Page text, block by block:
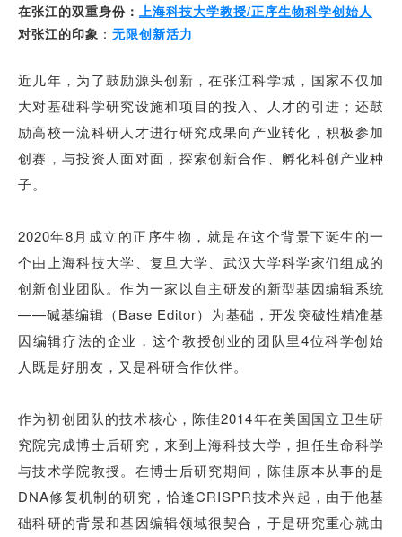
在张江的双重身份： 上海科技大学教授/正序生物科学创始人
对张江的印象 ： 无限创新活力
近几年，为了鼓励源头创新，在张江科学城，国家不仅加
大对基础科学研究设施和项目的投入、人才的引进；还鼓
励高校一流科研人才进行研究成果向产业转化，积极参加
创赛，与投资人面对面，探索创新合作、孵化科创产业种
子。
2020年8月成立的正序生物，就是在这个背景下诞生的一
个由 上海科技大学、复旦大学、武汉大学科学家们组成的
创新创业团队。作为一家以自主研发的新型基因编辑系统
——碱基编辑（Base Editor）为基础，开发突破性精准基
因编辑疗法的企业，这个教授创业的团队里4位科学创始
人既是好朋友，又是科研合作伙伴。
作为初创团队的技术核心，陈佳2014年在美国国立卫生研
究院完成博士后研究，来到 上海科技大学 ，担任生命科学
与技术学院教授。 在博士后研究期间 ，陈佳原本从事的是
DNA修复机制的研究，恰逢CRISPR技术兴起，由于他基
础科研的背景和基因编辑领域很契合，于是研究重心就由